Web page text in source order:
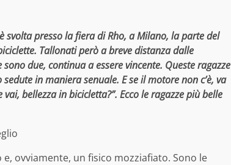
svolta presso la fiera di Rho, a Milano, la parte del
Tallonati però a breve distanza dalle
due, continua a essere vincente. Queste ragazze
in maniera senuale. E se il motore non c’è, va
bellezza in bicicletta?”. Ecco le ragazze più belle
ovviamente, un fisico mozziafiato. Sono le